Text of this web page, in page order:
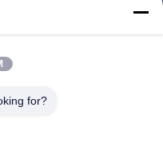
for?